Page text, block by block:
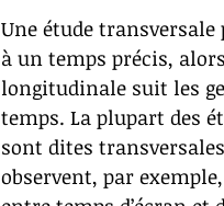
Une étude
à un temps précis,
longitudinale suit les
temps. La plupart des
sont dites transversales
observent, par